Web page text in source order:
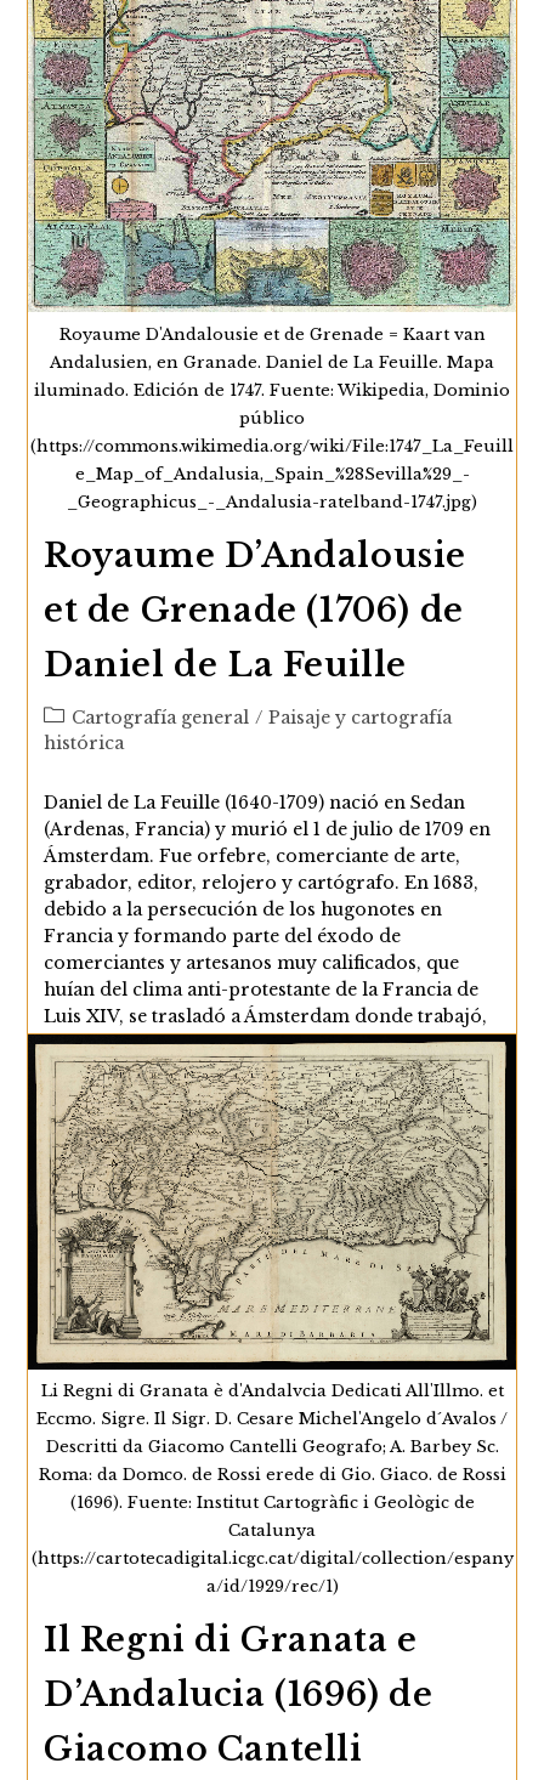
ingeniero militar y cosmógrafo Pedro Texeira
Albernas, nació en Lisboa…
Continuar LeyendoTabla
Del
Reino
De
Andalucía
Y
Tabla
Del
Reino
De
Granada
(1634)
De
Pedro
Texeira
Royaume D'Andalousie et de Grenade = Kaart van
Andalusien, en Granade. Daniel de La Feuille. Mapa
iluminado. Edición de 1747. Fuente: Wikipedia, Dominio
público
(https://commons.wikimedia.org/wiki/File:1747_La_Feuill
e_Map_of_Andalusia,_Spain_%28Sevilla%29_-
_Geographicus_-_Andalusia-ratelband-1747.jpg)
Royaume D’Andalousie
et de Grenade (1706) de
Daniel de La Feuille
Categoría
de
entrada:
Cartografía general / Paisaje y cartografía
histórica
Daniel de La Feuille (1640-1709) nació en Sedan
(Ardenas, Francia) y murió el 1 de julio de 1709 en
Ámsterdam. Fue orfebre, comerciante de arte,
grabador, editor, relojero y cartógrafo. En 1683,
debido a la persecución de los hugonotes en
Francia y formando parte del éxodo de
comerciantes y artesanos muy calificados, que
huían del clima anti-protestante de la Francia de
Luis XIV, se trasladó a Ámsterdam donde trabajó,
entre otras ocupaciones, como cartógrafo. De
todas…
Continuar LeyendoRoyaume
D’Andalousie
Et
De
Grenade
(1706)
De
Daniel
De
La
Feuille
Li Regni di Granata è d'Andalvcia Dedicati All'Illmo. et
Eccmo. Sigre. Il Sigr. D. Cesare Michel'Angelo d´Avalos /
Descritti da Giacomo Cantelli Geografo; A. Barbey Sc.
Roma: da Domco. de Rossi erede di Gio. Giaco. de Rossi
(1696). Fuente: Institut Cartogràfic i Geològic de
Catalunya
(https://cartotecadigital.icgc.cat/digital/collection/espany
a/id/1929/rec/1)
Il Regni di Granata e
D’Andalucia (1696) de
Giacomo Cantelli